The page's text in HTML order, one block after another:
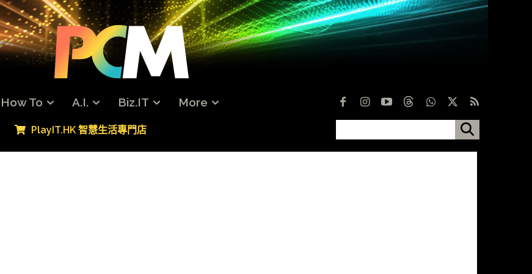
How To A.I. Biz.IT More
PlayIT.HK 智慧生活專門店